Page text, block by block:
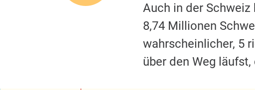
Auch in der Schweiz
8,74 Millionen
wahrscheinlicher, 5
über den Weg